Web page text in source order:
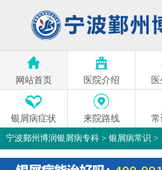
网站首页 医院介绍
银屑病症状 来院路线 常
宁波鄞州博润银屑病专科 > 银屑病常识 >